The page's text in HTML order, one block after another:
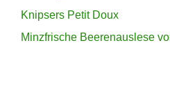
Knipsers Petit Doux
Minzfrische Beerenauslese